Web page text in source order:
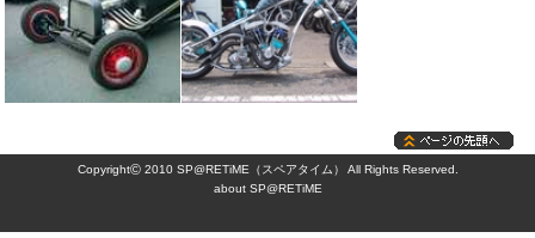
Copyright©2010 SP@RETiME（スペアタイム） All Rights Reserved.
about SP@RETiME